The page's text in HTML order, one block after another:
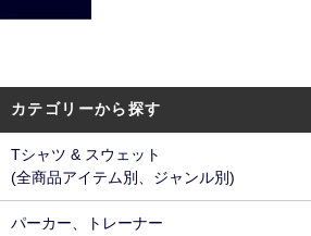
カテゴリーから探す
Tシャツ & スウェット
(全商品アイテム別、ジャンル別)
パーカー、トレーナー